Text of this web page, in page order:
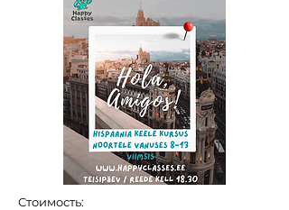
Стоимость: